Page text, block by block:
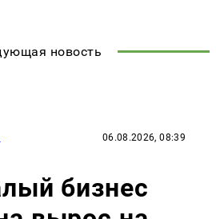
новость
06.08.2026, 08:39
бизнес